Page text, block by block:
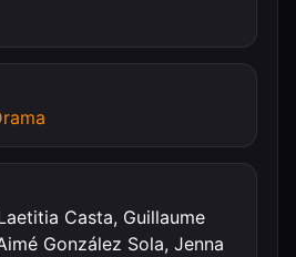
Casta, Guillaume
González Sola, Jenna